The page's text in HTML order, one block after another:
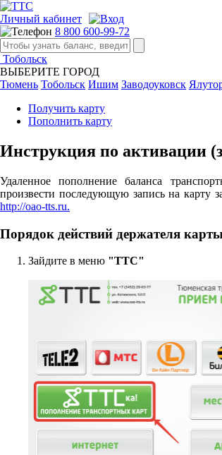
Личный кабинет
8 800 600-99-72
Тобольск
ВЫБЕРИТЕ ГОРОД
Тюмень Тобольск Ишим Заводоуковск
Получить карту
Пополнить карту
Инструкция по активации
Удаленное пополнение баланса
произвести последующую запись на карту
http://oao-tts.ru.
Порядок действий держателя
Зайдите в меню "ТТС"